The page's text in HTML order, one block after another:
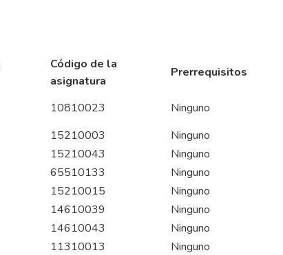
Código de la
asignatura
Prerrequisitos
10810023
Ninguno
15210003
Ninguno
15210043
Ninguno
65510133
Ninguno
15210015
Ninguno
14610039
Ninguno
14610043
Ninguno
11310013
Ninguno